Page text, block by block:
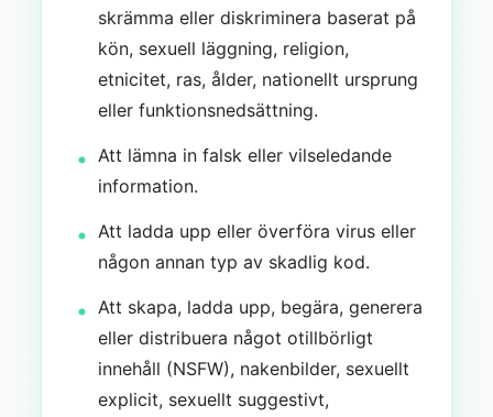
skrämma eller diskriminera baserat på
kön, sexuell läggning, religion,
etnicitet, ras, ålder, nationellt ursprung
eller funktionsnedsättning.
Att lämna in falsk eller vilseledande
information.
Att ladda upp eller överföra virus eller
någon annan typ av skadlig kod.
Att skapa, ladda upp, begära, generera
eller distribuera något otillbörligt
innehåll (NSFW), nakenbilder, sexuellt
explicit, sexuellt suggestivt,